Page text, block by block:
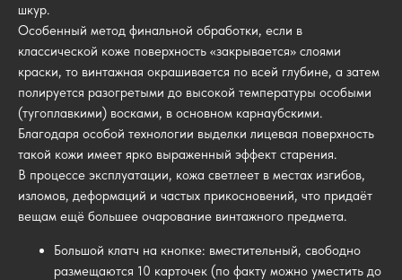
шкур.
Особенный метод финальной обработки, если в
классической коже поверхность «закрывается» слоями
краски, то винтажная окрашивается по всей глубине, а затем
полируется разогретыми до высокой температуры особыми
(тугоплавкими) восками, в основном карнаубскими.
Благодаря особой технологии выделки лицевая поверхность
такой кожи имеет ярко выраженный эффект старения.
В процессе эксплуатации, кожа светлеет в местах изгибов,
изломов, деформаций и частых прикосновений, что придаёт
вещам ещё большее очарование винтажного предмета.
Большой клатч на кнопке: вместительный, свободно
размещаются 10 карточек (по факту можно уместить до